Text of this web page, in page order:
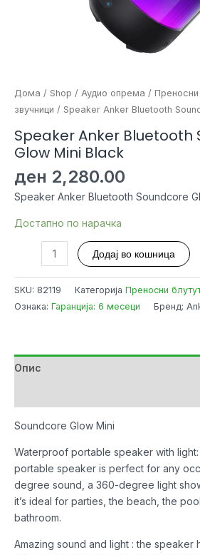
Дома / Shop / Аудио опрема / Преносни
звучници / Speaker Anker Bluetooth
Speaker Anker Bluetooth
Glow Mini Black
ден 2,280.00
Speaker Anker Bluetooth Soundcore
Достапно по нарачка
Speaker
Bluetooth
количина
Додај во кошница
SKU: 82119 Категорија Преносни
Ознака: Гаранција: 6 месеци Бренд:
Опис
Soundcore Glow Mini
Waterproof portable speaker with
portable speaker is perfect for any
degree sound, a 360-degree light
it’s ideal for parties, the beach, the
bathroom.
Amazing sound and light : the speaker